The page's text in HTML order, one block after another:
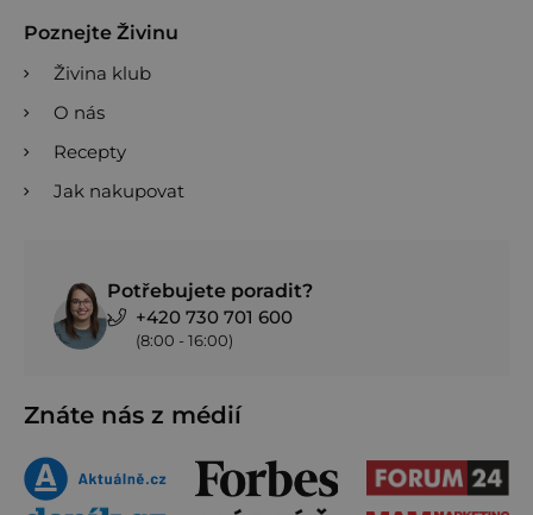
Poznejte Živinu
Živina klub
O nás
Recepty
Jak nakupovat
Potřebujete poradit?
+420 730 701 600
(8:00 - 16:00)
Znáte nás z médií